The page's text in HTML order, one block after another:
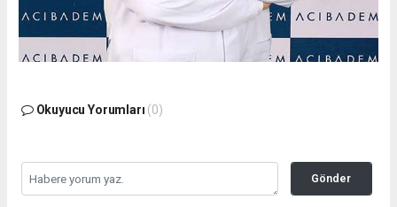
Okuyucu Yorumları (0)
Gönder